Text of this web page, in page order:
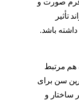
تأثیر
باشد.
هم مرتبط
سن برای
ساختار و